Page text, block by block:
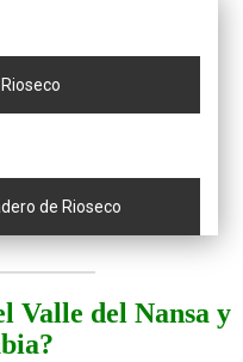
de Rioseco
Valle del Nansa y